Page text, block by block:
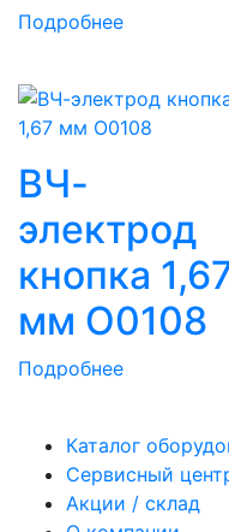
Подробнее
ВЧ-
электрод
кнопка
мм O0108
Подробнее
Каталог
Сервисный
Акции / склад